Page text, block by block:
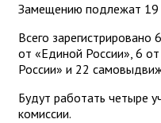
Замещению подлежат 19
Всего
от «Единой России», 6
России» и 22
Будут работать четыре
комиссии.